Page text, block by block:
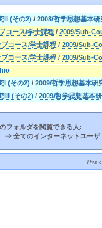
II (その2) /2008/哲学思想基本研
コース/学士課程 /2009/Sub-
コース/学士課程 /2009/Sub-
コース/学士課程 /2009/Sub-
I (その2) /2009/哲学思想基本研
III (その2) /2009/哲学思想基本
フォルダを閲覧できる人:
⇒全てのインターネットユーザ
This